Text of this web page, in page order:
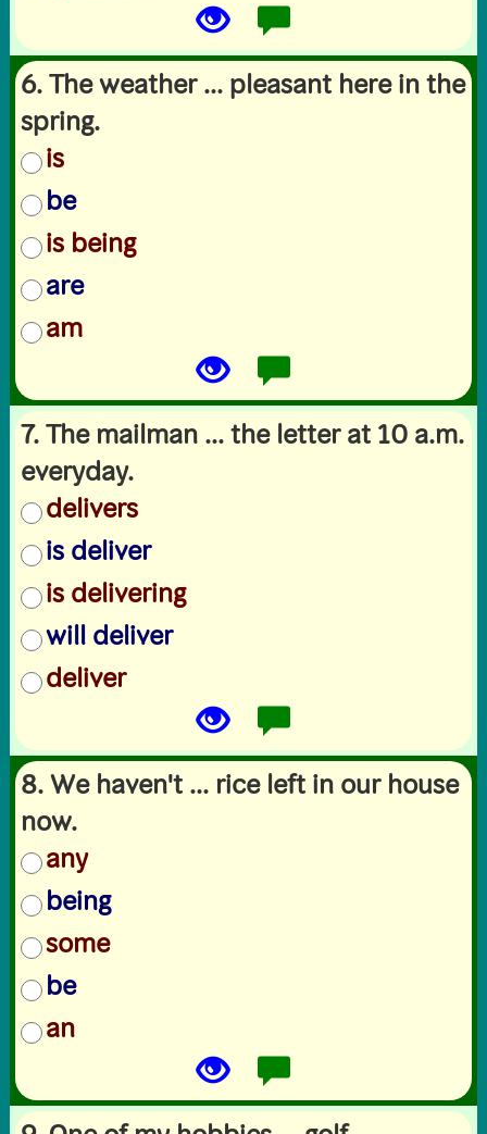
6. The weather ... pleasant here in the
spring.
is
be
is being
are
am
7. The mailman ... the letter at 10 a.m.
everyday.
delivers
is deliver
is delivering
will deliver
deliver
8. We haven't ... rice left in our house
now.
any
being
some
be
an